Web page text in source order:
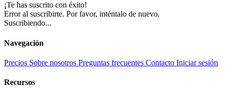
¡Te has suscrito con éxito!
Error al suscribirte. Por favor, inténtalo de nuevo.
Suscribiendo...
Navegación
Precios Sobre nosotros Preguntas frecuentes Contacto Iniciar sesión
Recursos